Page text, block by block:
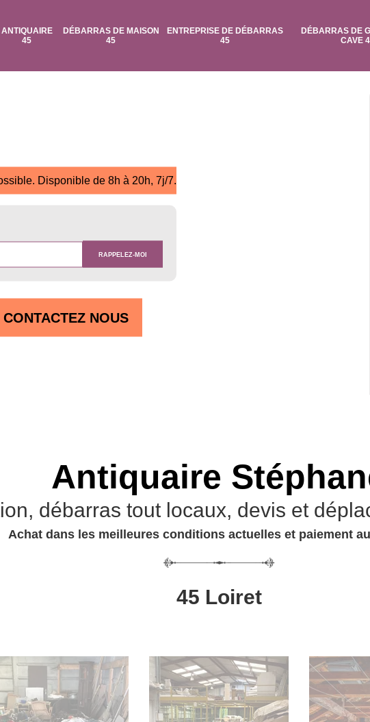
ANTIQUAIRE
45
DÉBARRAS DE MAISON
45
ENTREPRISE DE DÉBARRAS
45
DÉBARRAS DE
CAVE
Disponible de 8h à 20h, 7j/7.
CONTACTEZ NOUS
Antiquaire
débarras tout locaux, devis et
Achat dans les meilleures conditions actuelles et paiement
45 Loiret